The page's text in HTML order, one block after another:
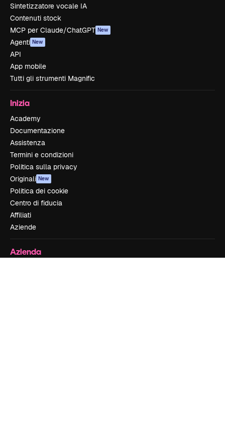
Sintetizzatore vocale IA
Contenuti stock
MCP per Claude/ChatGPT New
Agenti New
API
App mobile
Tutti gli strumenti Magnific
Inizia
Academy
Documentazione
Assistenza
Termini e condizioni
Politica sulla privacy
Originali New
Politica dei cookie
Centro di fiducia
Affiliati
Aziende
Azienda